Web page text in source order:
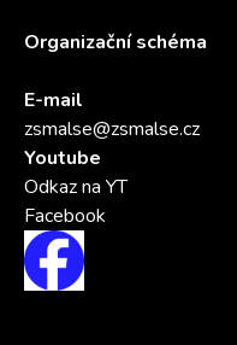
Organizační schéma
E-mail
zsmalse@zsmalse.cz
Youtube
Odkaz na YT
Facebook